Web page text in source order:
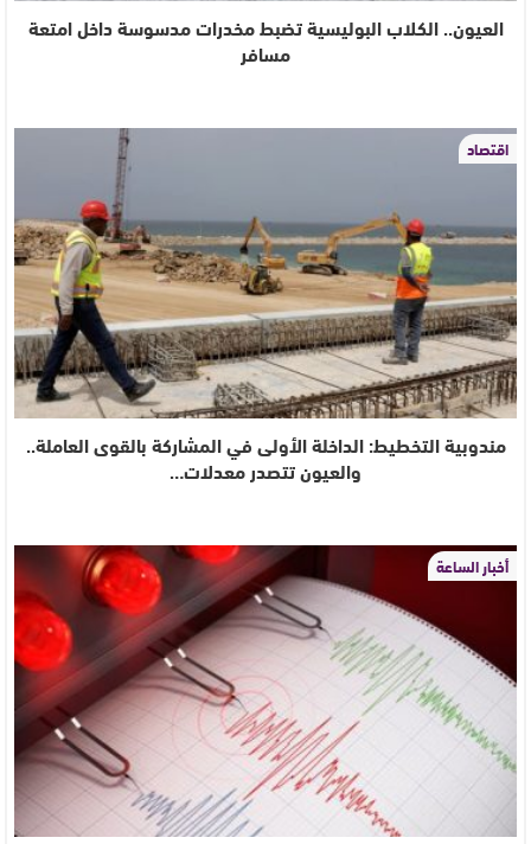
العيون.. الكلاب البوليسية تضبط مخدرات مدسوسة داخل امتعة
مسافر
اقتصاد
مندوبية التخطيط: الداخلة الأولى في المشاركة بالقوى العاملة..
والعيون تتصدر معدلات…
أخبار الساعة